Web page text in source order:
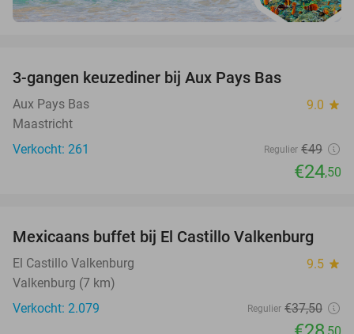
3-gangen keuzediner bij Aux Pays Bas
Aux Pays Bas 9.0 star
Maastricht
Verkocht: 261
Regulier €49
€24,50
24%
Mexicaans buffet bij El Castillo Valkenburg
El Castillo Valkenburg 9.5 star
Valkenburg (7 km)
Verkocht: 2.079
Regulier €37,50